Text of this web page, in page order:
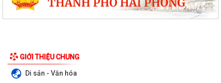
GIỚI THIỆU CHUNG
Di sản - Văn hóa